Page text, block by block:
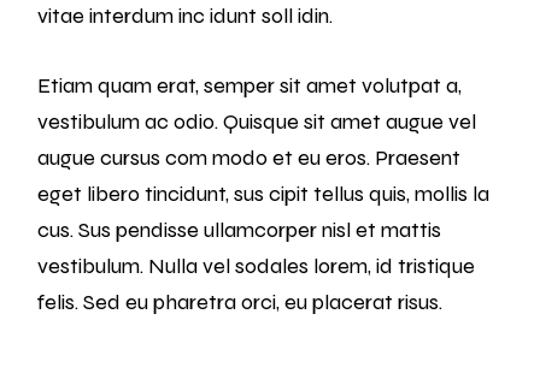
vitae interdum inc idunt soll idin.
Etiam quam erat, semper sit amet volutpat a,
vestibulum ac odio. Quisque sit amet augue vel
augue cursus com modo et eu eros. Praesent
eget libero tincidunt, sus cipit tellus quis, mollis la
cus. Sus pendisse ullamcorper nisl et mattis
vestibulum. Nulla vel sodales lorem, id tristique
felis. Sed eu pharetra orci, eu placerat risus.